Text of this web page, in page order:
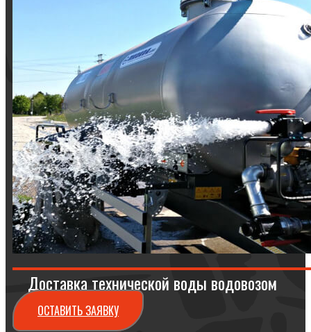
Доставка технической воды водовозом
ОСТАВИТЬ ЗАЯВКУ